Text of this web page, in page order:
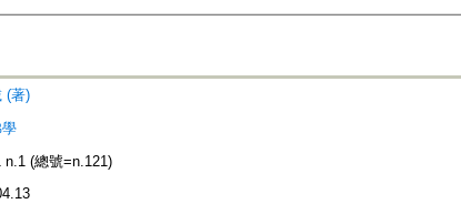
(著)
n.1 (總號=n.121)